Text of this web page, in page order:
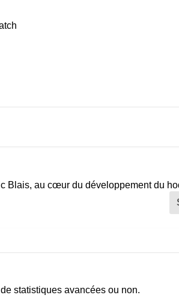
Blais, au cœur du développement du
statistiques avancées ou non.